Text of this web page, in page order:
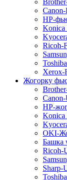
HP-
Konica
Ricoh-
Xerox-
Жогорку
HP-
Konica
OKI-
Башка
Ricoh-
Sharp-